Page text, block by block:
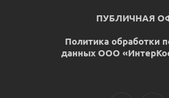
ПУБЛИЧНАЯ
Политика обработки
данных ООО